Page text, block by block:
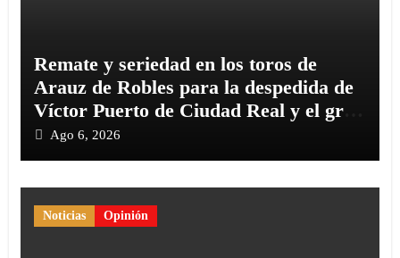
Remate y seriedad en los toros de
Arauz de Robles para la despedida de
Víctor Puerto de Ciudad Real y el gran
momento de Luque y Navalón
Ago 6, 2026
Noticias Opinión